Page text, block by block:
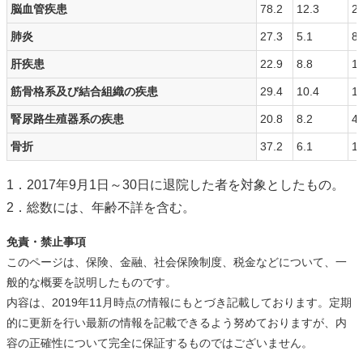
脳血管疾患 78.2 12.3
肺炎 27.3 5.1
肝疾患 22.9 8.8
筋骨格系及び結合組織の疾患 29.4 10.4
腎尿路生殖器系の疾患 20.8 8.2
骨折 37.2 6.1
1．2017年9月1日～30日に退院した者を対象としたもの。
2．総数には、年齢不詳を含む。
免責・禁止事項
このページは、保険、金融、社会保険制度、税金などについて、一
般的な概要を説明したものです。
内容は、2019年11月時点の情報にもとづき記載しております。定期
的に更新を行い最新の情報を記載できるよう努めておりますが、内
容の正確性について完全に保証するものではございません。